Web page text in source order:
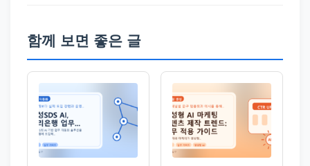
함께 보면 좋은 글